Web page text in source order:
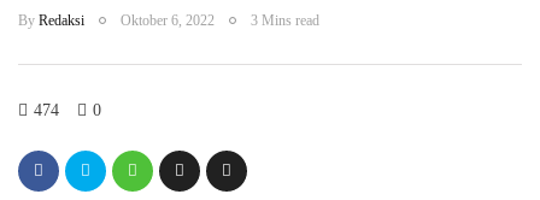
By Redaksi Oktober 6, 2022 3 Mins read
474 0